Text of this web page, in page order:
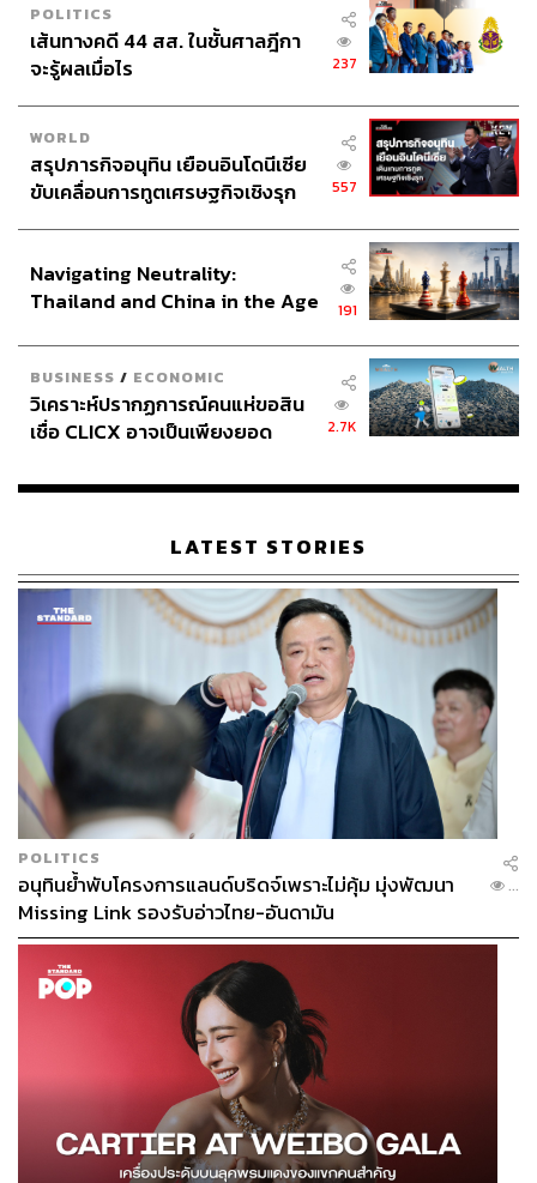
POLITICS
เส้นทางคดี 44 สส. ในชั้นศาลฎีกา
จะรู้ผลเมื่อไร
237
WORLD
สรุปภารกิจอนุทิน เยือนอินโดนีเซีย
ขับเคลื่อนการทูตเศรษฐกิจเชิงรุก
557
Navigating Neutrality:
Thailand and China in the Age
191
BUSINESS / ECONOMIC
วิเคราะห์ปรากฏการณ์คนแห่ขอสิน
เชื่อ CLICX อาจเป็นเพียงยอด
เรือนไทยที่ถูกซุกไว้
2.7K
LATEST STORIES
POLITICS
อนุทินย้ำพับโครงการแลนด์บริดจ์เพราะไม่คุ้ม มุ่งพัฒนา
Missing Link รองรับอ่าวไทย-อันดามัน
...